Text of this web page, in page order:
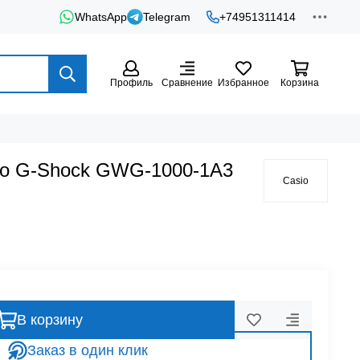
WhatsApp Telegram +74951311414
Профиль Сравнение Избранное Корзина
G-Shock GWG-1000-1A3
Casio
В корзину
Заказ в один клик